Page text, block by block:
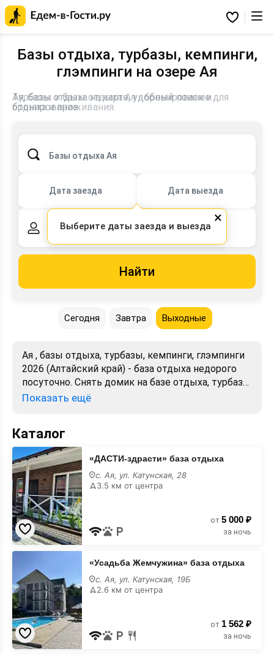
Гости.ру
Избранное
Базы отдыха, турбазы, кемпинги,
глэмпинги на озере Ая
Турбазы и базы отдыха Ая - бронирование для
отдыха и проживания.
Ая, базы отдыха на карте, удобный поиск и
бронирование.
Базы отдыха Ая
Дата заезда Дата выезда
2 взрослых, 0 детей
Найти
Сегодня Завтра Выходные
Ая , базы отдыха, турбазы, кемпинги, глэмпинги
2026 (Алтайский край) - база отдыха недорого
посуточно. Снять домик на базе отдыха, турбазе.
Лучшие цены, отзывы, фото, карта.
Показать ещё
Каталог
«ДАСТИ-
здрасти»
база
отдыха
«ДАСТИ-здрасти» база отдыха
с. Ая, ул. Катунская, 28
3.5 км от центра
от 5 000 ₽
за ночь
«Усадьба
база
отдыха
«Усадьба Жемчужина» база отдыха
с. Ая, ул. Катунская, 19Б
2.6 км от центра
от 1 562 ₽
за ночь
×
Выберите даты заезда и выезда